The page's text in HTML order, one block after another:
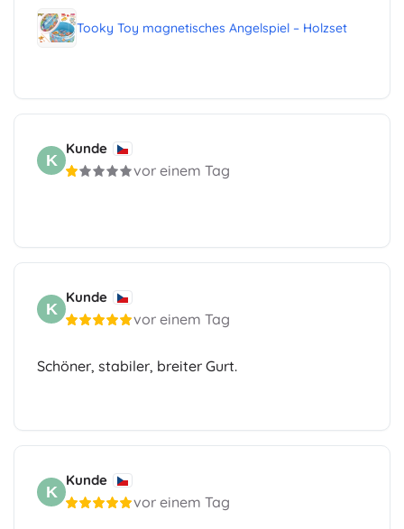
Tooky Toy magnetisches Angelspiel – Holzset
K
Kunde
vor einem Tag
K
Kunde
vor einem Tag
Schöner, stabiler, breiter Gurt.
K
Kunde
vor einem Tag